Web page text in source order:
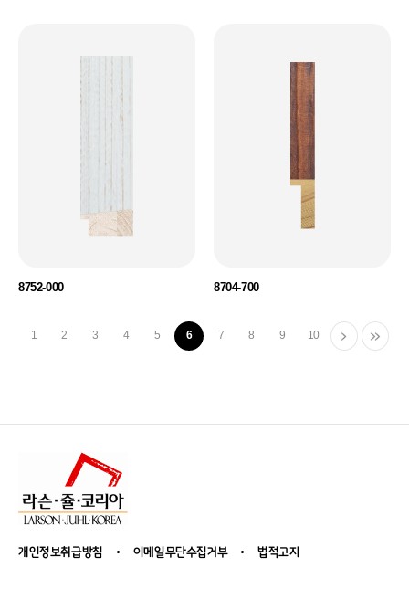
8752-000 8704-700
1 2 3 4 5 6 7 8 9 10
개인정보취급방침 이메일무단수집거부 법적고지